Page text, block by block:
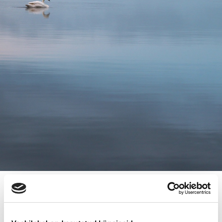
SILTOJEN KAUPUNKI –LEHDEN